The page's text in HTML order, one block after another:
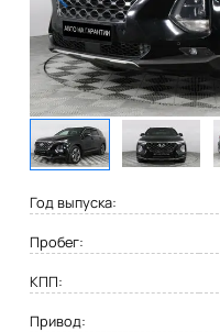
Год выпуска:
Пробег:
КПП:
Привод: